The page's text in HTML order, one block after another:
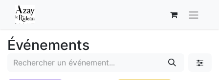
Événements